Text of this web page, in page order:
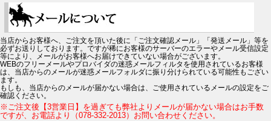
当店からお客様へ、ご注文を頂いた後に「ご注文確認メール」「発送メール」等を
必ずお送りしております。ですが稀にお客様のサーバーのエラーやメール受信設定
等により、メールがお客様へお届けできていない場合がございます。
WEBのフリーメールやプロバイダの迷惑メールフィルタを使用されているお客様
は、当店からのメールが迷惑メールフォルダに振り分けられている可能性もござい
ます。
もしも、当店からのメールが届かない場合は、ご使用されているメールの設定をご
確認ください。
※ご注文後【3営業日】を過ぎても弊社よりメールが届かない場合はお手数
ですが、お電話より（078-332-2013）お問い合わせください。